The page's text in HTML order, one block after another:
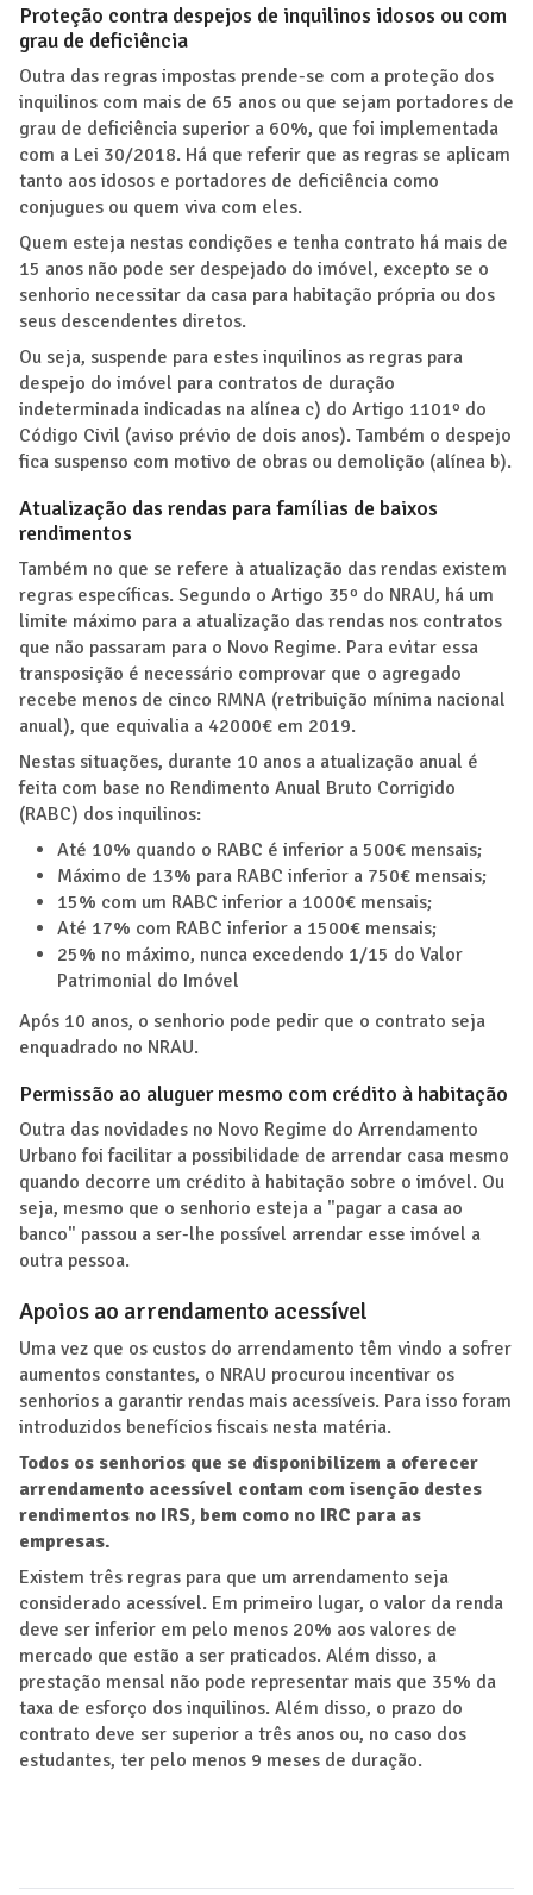
Proteção contra despejos de inquilinos idosos ou com
grau de deficiência
Outra das regras impostas prende-se com a proteção dos
inquilinos com mais de 65 anos ou que sejam portadores de
grau de deficiência superior a 60%, que foi implementada
com a Lei 30/2018. Há que referir que as regras se aplicam
tanto aos idosos e portadores de deficiência como
conjugues ou quem viva com eles.
Quem esteja nestas condições e tenha contrato há mais de
15 anos não pode ser despejado do imóvel, excepto se o
senhorio necessitar da casa para habitação própria ou dos
seus descendentes diretos.
Ou seja, suspende para estes inquilinos as regras para
despejo do imóvel para contratos de duração
indeterminada indicadas na alínea c) do Artigo 1101º do
Código Civil (aviso prévio de dois anos). Também o despejo
fica suspenso com motivo de obras ou demolição (alínea b).
Atualização das rendas para famílias de baixos
rendimentos
Também no que se refere à atualização das rendas existem
regras específicas. Segundo o Artigo 35º do NRAU, há um
limite máximo para a atualização das rendas nos contratos
que não passaram para o Novo Regime. Para evitar essa
transposição é necessário comprovar que o agregado
recebe menos de cinco RMNA (retribuição mínima nacional
anual), que equivalia a 42000€ em 2019.
Nestas situações, durante 10 anos a atualização anual é
feita com base no Rendimento Anual Bruto Corrigido
(RABC) dos inquilinos:
Até 10% quando o RABC é inferior a 500€ mensais;
Máximo de 13% para RABC inferior a 750€ mensais;
15% com um RABC inferior a 1000€ mensais;
Até 17% com RABC inferior a 1500€ mensais;
25% no máximo, nunca excedendo 1/15 do Valor
Patrimonial do Imóvel
Após 10 anos, o senhorio pode pedir que o contrato seja
enquadrado no NRAU.
Permissão ao aluguer mesmo com crédito à habitação
Outra das novidades no Novo Regime do Arrendamento
Urbano foi facilitar a possibilidade de arrendar casa mesmo
quando decorre um crédito à habitação sobre o imóvel. Ou
seja, mesmo que o senhorio esteja a "pagar a casa ao
banco" passou a ser-lhe possível arrendar esse imóvel a
outra pessoa.
Apoios ao arrendamento acessível
Uma vez que os custos do arrendamento têm vindo a sofrer
aumentos constantes, o NRAU procurou incentivar os
senhorios a garantir rendas mais acessíveis. Para isso foram
introduzidos benefícios fiscais nesta matéria.
Todos os senhorios que se disponibilizem a oferecer
arrendamento acessível contam com isenção destes
rendimentos no IRS, bem como no IRC para as
empresas.
Existem três regras para que um arrendamento seja
considerado acessível. Em primeiro lugar, o valor da renda
deve ser inferior em pelo menos 20% aos valores de
mercado que estão a ser praticados. Além disso, a
prestação mensal não pode representar mais que 35% da
taxa de esforço dos inquilinos. Além disso, o prazo do
contrato deve ser superior a três anos ou, no caso dos
estudantes, ter pelo menos 9 meses de duração.